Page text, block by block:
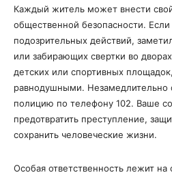
Каждый житель может внести
общественной безопасности.
подозрительных действий,
или забирающих свертки во
детских или спортивных
равнодушными. Незамедлительно
полицию по телефону 102. Ваше
предотвратить преступление,
сохранить человеческие жизни.
Особая ответственность лежит